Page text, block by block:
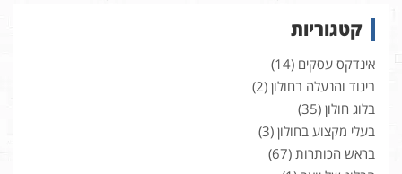
קטגוריות
אינדקס עסקים (14)
ביגוד והנעלה בחולון (2)
בלוג חולון (35)
בעלי מקצוע בחולון (3)
בראש הכותרות (67)